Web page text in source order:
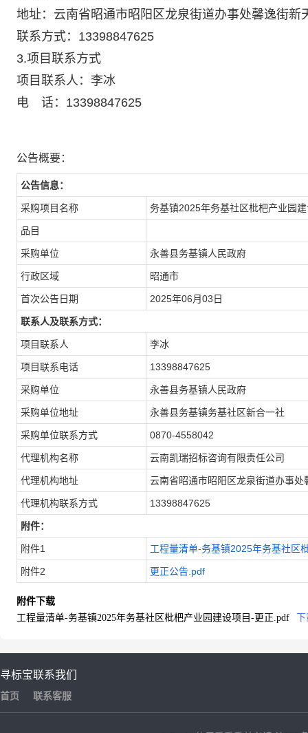
地址：云南省昭通市昭阳区龙泉街道办事处馨逸街新
联系方式：13398847625
3.项目联系方式
项目联系人：李冰
电 话：13398847625
公告概要：
公告信息：
采购项目名称 务基镇2025年务基社区枇杷产业园
品目
采购单位 永善县务基镇人民政府
行政区域 昭通市
首次公告日期 2025年06月03日
联系人及联系方式：
项目联系人 李冰
项目联系电话 13398847625
采购单位 永善县务基镇人民政府
采购单位地址 永善县务基镇务基社区新合一社
采购单位联系方式 0870-4558042
代理机构名称 云南凯瑞招标咨询有限责任公司
代理机构地址 云南省昭通市昭阳区龙泉街道办事
代理机构联系方式 13398847625
附件：
附件1 工程量清单-务基镇2025年务基社区
附件2 更正公告.pdf
附件下载
工程量清单-务基镇2025年务基社区枇杷产业园建设项目-更正.pdf
寻标宝
首页
联系我们
联系客服